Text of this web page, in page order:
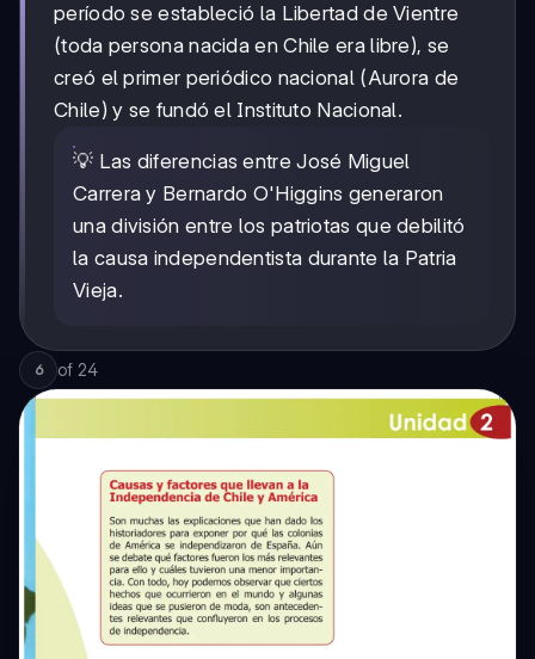
período se estableció la Libertad de Vientre
(toda persona nacida en Chile era libre), se
creó el primer periódico nacional (Aurora de
Chile) y se fundó el Instituto Nacional.
💡 Las diferencias entre José Miguel
Carrera y Bernardo O'Higgins generaron
una división entre los patriotas que debilitó
la causa independentista durante la Patria
Vieja.
6 of 24